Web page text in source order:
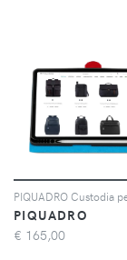
PIQUADRO
€ 165,00